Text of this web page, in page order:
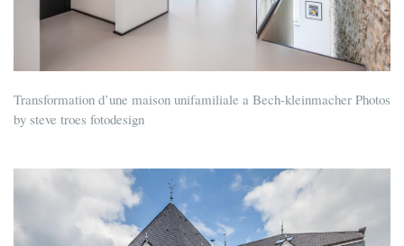
Transformation d’une maison unifamiliale a Bech-kleinmacher Photos
by steve troes fotodesign